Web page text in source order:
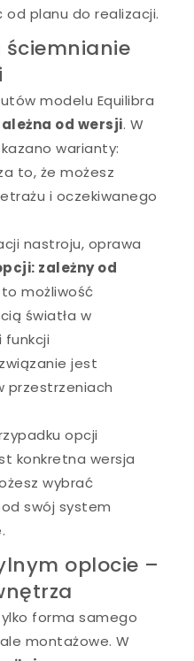
planu do realizacji.
ściemnianie
modelu Equilibra
od wersji. W
warianty:
to, że możesz
i oczekiwanego
nastroju, oprawa
zależny od
możliwość
światła w
funkcji
jest
przestrzeniach
opcji
konkretna wersja
wybrać
swój system
oplocie –
forma samego
montażowe. W